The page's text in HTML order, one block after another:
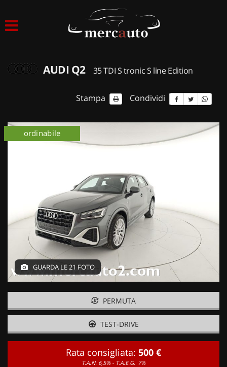
ACQUISTIAMO USATO
NOLEGGIO AUTO
NOLEGGIO BREVE TERMINE
CONTATTI
AUDI Q2 35 TDI S tronic S line Edition
Stampa Condividi
ordinabile
GUARDA LE 21 FOTO
PERMUTA
TEST-DRIVE
Rata consigliata: 500 €
T.A.N. 6,5% - T.A.E.G. 7%